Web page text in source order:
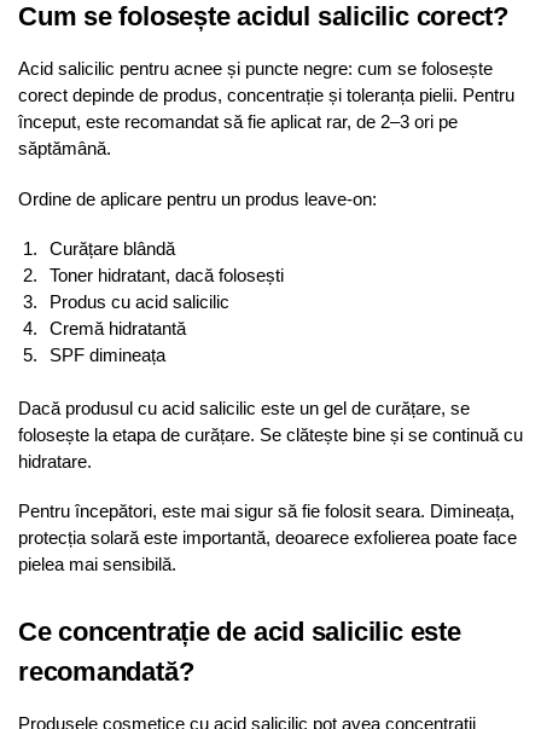
Cum se folosește acidul salicilic corect?
Acid salicilic pentru acnee și puncte negre: cum se folosește
corect depinde de produs, concentrație și toleranța pielii. Pentru
început, este recomandat să fie aplicat rar, de 2–3 ori pe
săptămână.
Ordine de aplicare pentru un produs leave-on:
Curățare blândă
Toner hidratant, dacă folosești
Produs cu acid salicilic
Cremă hidratantă
SPF dimineața
Dacă produsul cu acid salicilic este un gel de curățare, se
folosește la etapa de curățare. Se clătește bine și se continuă cu
hidratare.
Pentru începători, este mai sigur să fie folosit seara. Dimineața,
protecția solară este importantă, deoarece exfolierea poate face
pielea mai sensibilă.
Ce concentrație de acid salicilic este
recomandată?
Produsele cosmetice cu acid salicilic pot avea concentrații